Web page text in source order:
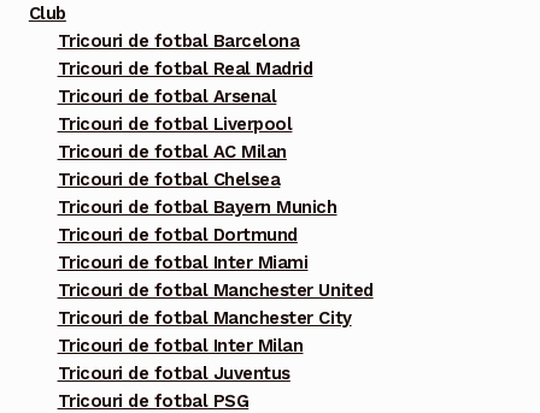
Club
Tricouri de fotbal Barcelona
Tricouri de fotbal Real Madrid
Tricouri de fotbal Arsenal
Tricouri de fotbal Liverpool
Tricouri de fotbal AC Milan
Tricouri de fotbal Chelsea
Tricouri de fotbal Bayern Munich
Tricouri de fotbal Dortmund
Tricouri de fotbal Inter Miami
Tricouri de fotbal Manchester United
Tricouri de fotbal Manchester City
Tricouri de fotbal Inter Milan
Tricouri de fotbal Juventus
Tricouri de fotbal PSG